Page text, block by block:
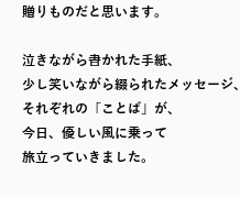
贈りものだと思います。
泣きながら書かれた手紙、
少し笑いながら綴られたメッセージ、
それぞれの「ことば」が、
今日、優しい風に乗って
旅立っていきました。